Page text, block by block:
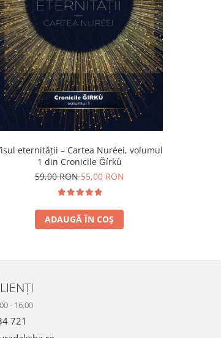
eternității – Cartea Nuréei, volumul
1 din Cronicile Ǧírkù
59,00 RON55,00 RON
ADAUGĂ ÎN COȘ
- 16:00
721